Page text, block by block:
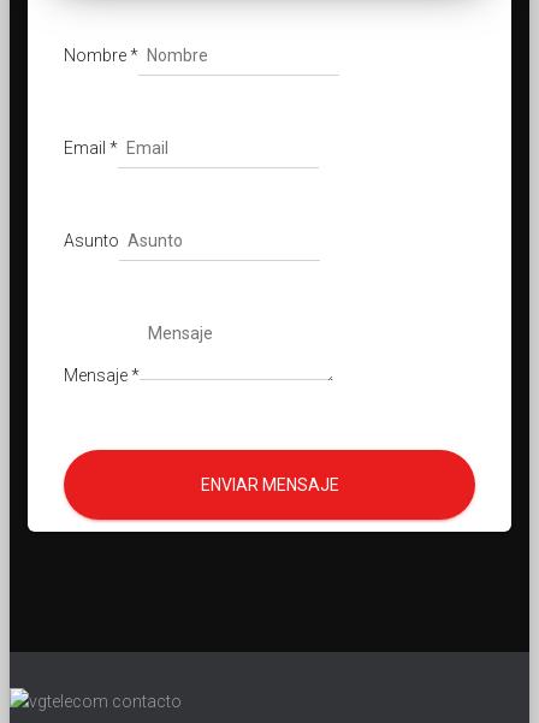
Nombre*
Email *
Asunto
Mensaje*
ENVIAR MENSAJE